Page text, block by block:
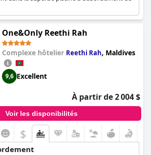
One&Only Reethi Rah
Complexe hôtelier Reethi Rah, Maldives
9,6 Excellent
À partir de 2 004 $
Voir les disponibilités
$